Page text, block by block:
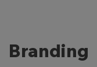
Branding